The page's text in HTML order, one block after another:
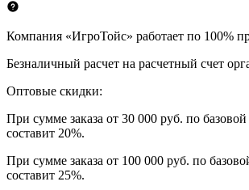
Компания «ИгроТойс» работает по 100%
Безналичный расчет на расчетный счет
Оптовые скидки:
При сумме заказа от 30 000 руб. по
составит 20%.
При сумме заказа от 100 000 руб. по
составит 25%.